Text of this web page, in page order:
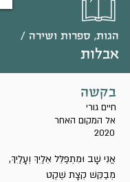
הגות, ספרות ושירה /
אבלות
בקשה
חיים גורי
אל המקום האחר
2020
אֲנִי שָׁב וּמִתְפַּלֵּל אֵלַיִךְ וְעָלַיִךְ,
מְבַקֵּשׁ קְצָת שֶׁקֶט